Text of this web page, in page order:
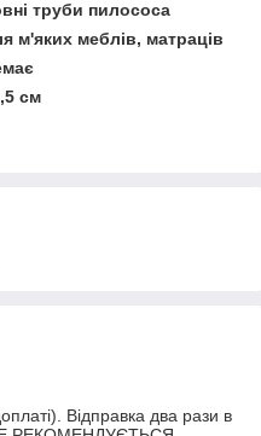
труби пилососа
м'яких меблів, матраців
см
Відправка два рази в